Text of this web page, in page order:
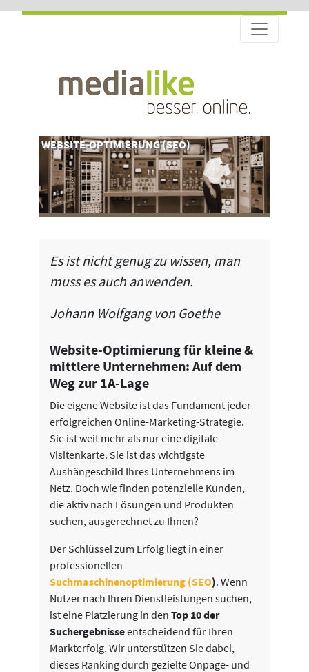
WEBSITE-OPTIMIERUNG (SEO)
Es ist nicht genug zu wissen, man
muss es auch anwenden.
Johann Wolfgang von Goethe
Website-Optimierung für kleine &
mittlere Unternehmen: Auf dem
Weg zur 1A-Lage
Die eigene Website ist das Fundament jeder
erfolgreichen Online-Marketing-Strategie.
Sie ist weit mehr als nur eine digitale
Visitenkarte. Sie ist das wichtigste
Aushängeschild Ihres Unternehmens im
Netz. Doch wie finden potenzielle Kunden,
die aktiv nach Lösungen und Produkten
suchen, ausgerechnet zu Ihnen?
Der Schlüssel zum Erfolg liegt in einer
professionellen
Suchmaschinenoptimierung (SEO). Wenn
Nutzer nach Ihren Dienstleistungen suchen,
ist eine Platzierung in den Top 10 der
Suchergebnisseentscheidend für Ihren
Markterfolg. Wir unterstützen Sie dabei,
dieses Ranking durch gezielte Onpage- und